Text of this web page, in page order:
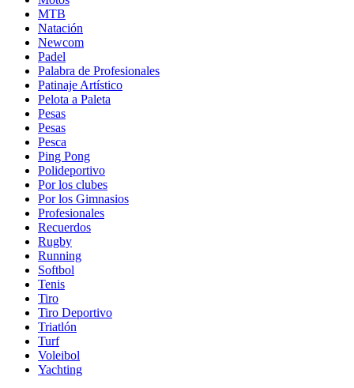
MTB
Natación
Newcom
Padel
Palabra de Profesionales
Patinaje Artístico
Pelota a Paleta
Pesas
Pesas
Pesca
Ping Pong
Polideportivo
Por los clubes
Por los Gimnasios
Profesionales
Recuerdos
Rugby
Running
Softbol
Tenis
Tiro
Tiro Deportivo
Triatlón
Turf
Voleibol
Yachting